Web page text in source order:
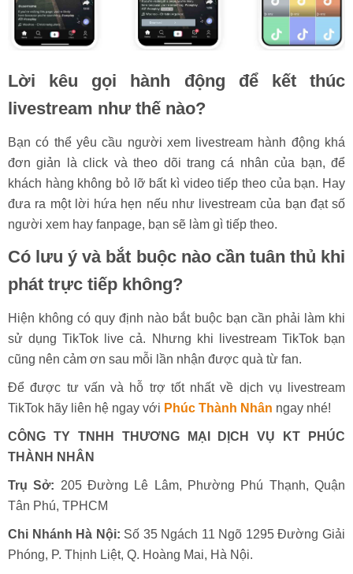
Lời kêu gọi hành động để kết thúc
livestream như thế nào?
Bạn có thể yêu cầu người xem livestream hành động khá
đơn giản là click và theo dõi trang cá nhân của bạn, để
khách hàng không bỏ lỡ bất kì video tiếp theo của bạn. Hay
đưa ra một lời hứa hẹn nếu như livestream của bạn đạt số
người xem hay fanpage, bạn sẽ làm gì tiếp theo.
Có lưu ý và bắt buộc nào cần tuân thủ khi
phát trực tiếp không?
Hiện không có quy định nào bắt buộc bạn cần phải làm khi
sử dụng TikTok live cả. Nhưng khi livestream TikTok bạn
cũng nên cảm ơn sau mỗi lần nhận được quà từ fan.
Để được tư vấn và hỗ trợ tốt nhất về dịch vụ livestream
TikTok hãy liên hệ ngay với Phúc Thành Nhân ngay nhé!
CÔNG TY TNHH THƯƠNG MẠI DỊCH VỤ KT PHÚC
THÀNH NHÂN
Trụ Sở: 205 Đường Lê Lâm, Phường Phú Thạnh, Quận
Tân Phú, TPHCM
Chi Nhánh Hà Nội: Số 35 Ngách 11 Ngõ 1295 Đường Giải
Phóng, P. Thịnh Liệt, Q. Hoàng Mai, Hà Nội.